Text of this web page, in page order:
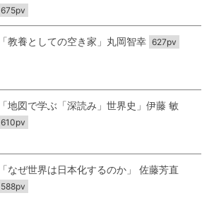
675pv
「教養としての空き家」丸岡智幸 627pv
「地図で学ぶ「深読み」世界史」伊藤 敏
610pv
「なぜ世界は日本化するのか」 佐藤芳直
588pv